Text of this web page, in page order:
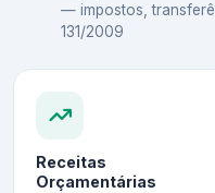
— impostos,
131/2009
Receitas
Orçamentárias